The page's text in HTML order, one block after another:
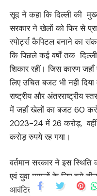
सूद ने कहा कि दिल्ली की
सरकार ने खेलों को फिर से
स्पोर्ट्स कैपिटल बनाने का
कि पिछले कई वर्षों तक
शिकार रहीं। जिस कारण
लिए उचित बजट भी नही
राष्ट्रीय और अंतरराष्ट्रीय
में जहाँ खेलों का बजट 60
2023-24 में 26 करोड़,
करोड़ रुपये रह गया।
वर्तमान सरकार ने इस
एवं युवा मामलों के लिए इसे
आवंटित किया है। वर्ष